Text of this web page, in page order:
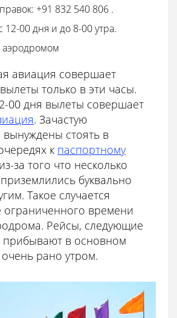
+91 832 540 806 .
00 дня и до 8-00 утра.
аэродромом
авиация совершает
только в эти часы.
00 дня вылеты совершает
. Зачастую
стоять в
к паспортному
за того что несколько
буквально
Такое случается
ограниченного времени
Рейсы, следующие
прибывают в основном
рано утром.